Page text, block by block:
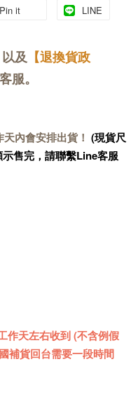
Pin it LINE
以及 【退換貨政
服。
內會安排出貨！ (現貨尺
售完，請聯繫Line客服
作天左右收到 (不含例假
補貨回台需要一段時間